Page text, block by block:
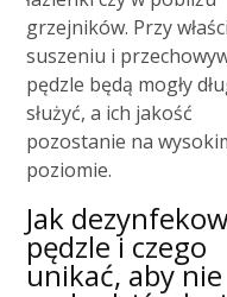
grzejników. Przy
suszeniu i
pędzle będą mogły
służyć, a ich jakość
pozostanie na
poziomie.
Jak
pędzle i czego
unikać, aby nie